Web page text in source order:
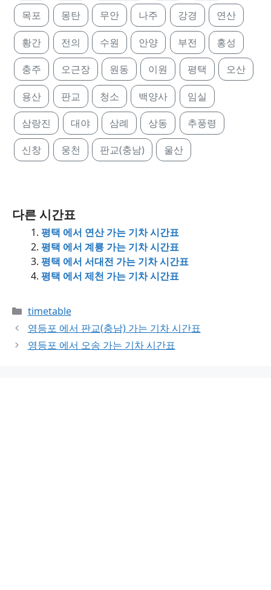
목포 몽탄 무안 나주 강경 연산
황간 전의 수원 안양 부전 홍성
충주 오근장 원동 이원 평택 오산
용산 판교 청소 백양사 임실
삼랑진 대야 삼례 상동 추풍령
신창 웅천 판교(충남) 울산
다른 시간표
평택 에서 연산 가는 기차 시간표
평택 에서 계룡 가는 기차 시간표
평택 에서 서대전 가는 기차 시간표
평택 에서 제천 가는 기차 시간표
Categories
timetable
영등포 에서 판교(충남) 가는 기차 시간표
영등포 에서 오송 가는 기차 시간표